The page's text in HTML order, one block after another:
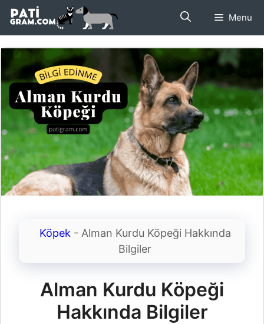
İçeriğe
atla
Menu
Köpek - Alman Kurdu Köpeği Hakkında
Bilgiler
Alman Kurdu Köpeği
Hakkında Bilgiler